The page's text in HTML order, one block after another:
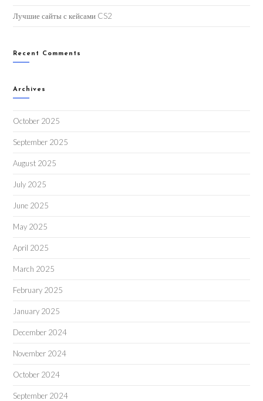
Лучшие сайты с кейсами CS2
Recent Comments
Archives
October 2025
September 2025
August 2025
July 2025
June 2025
May 2025
April 2025
March 2025
February 2025
January 2025
December 2024
November 2024
October 2024
September 2024